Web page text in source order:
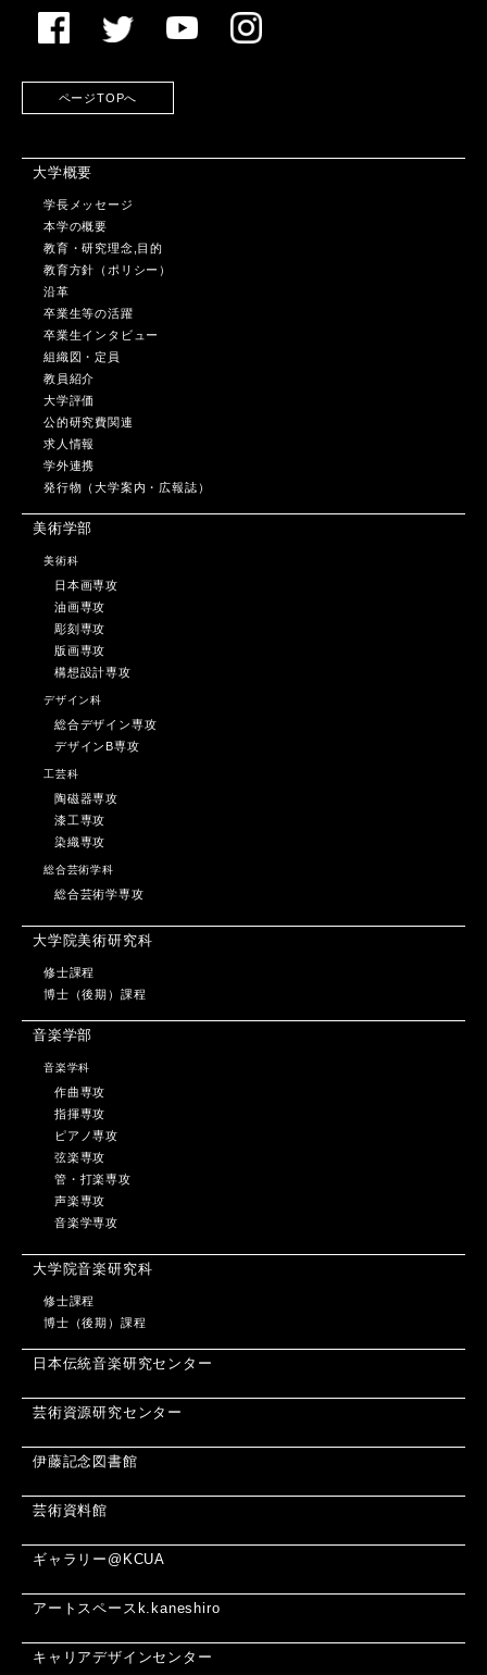
ページTOPへ
大学概要
学長メッセージ
本学の概要
教育・研究理念,目的
教育方針（ポリシー）
沿革
卒業生等の活躍
卒業生インタビュー
組織図・定員
教員紹介
大学評価
公的研究費関連
求人情報
学外連携
発行物（大学案内・広報誌）
美術学部
美術科
日本画専攻
油画専攻
彫刻専攻
版画専攻
構想設計専攻
デザイン科
総合デザイン専攻
デザインB専攻
工芸科
陶磁器専攻
漆工専攻
染織専攻
総合芸術学科
総合芸術学専攻
大学院美術研究科
修士課程
博士（後期）課程
音楽学部
音楽学科
作曲専攻
指揮専攻
ピアノ専攻
弦楽専攻
管・打楽専攻
声楽専攻
音楽学専攻
大学院音楽研究科
修士課程
博士（後期）課程
日本伝統音楽研究センター
芸術資源研究センター
伊藤記念図書館
芸術資料館
ギャラリー@KCUA
アートスペースk.kaneshiro
キャリアデザインセンター